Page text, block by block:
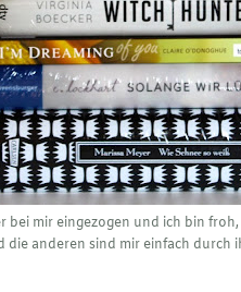
bei mir eingezogen und ich bin
anderen sind mir einfach